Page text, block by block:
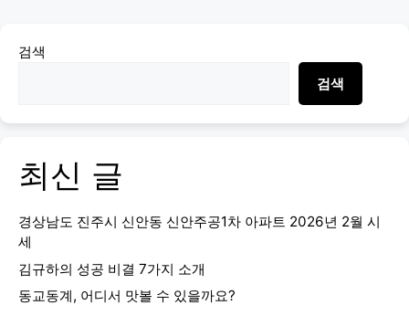
검색
검색
최신 글
경상남도 진주시 신안동 신안주공1차 아파트 2026년 2월 시
세
김규하의 성공 비결 7가지 소개
동교동계, 어디서 맛볼 수 있을까요?